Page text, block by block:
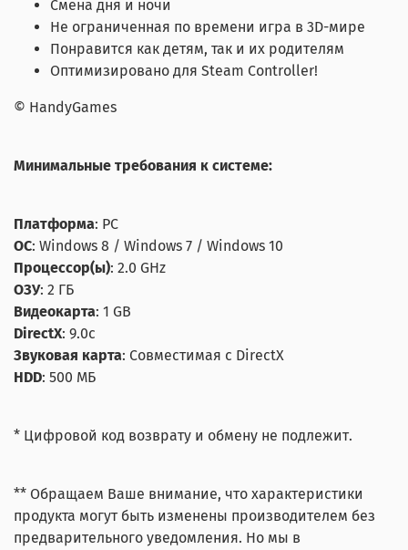
Смена дня и ночи
Не ограниченная по времени игра в 3D-мире
Понравится как детям, так и их родителям
Оптимизировано для Steam Controller!
© HandyGames
Минимальные требования к системе:
Платформа: PC
ОС: Windows 8 / Windows 7 / Windows 10
Процессор(ы): 2.0 GHz
ОЗУ: 2 ГБ
Видеокарта: 1 GB
DirectX: 9.0c
Звуковая карта: Совместимая с DirectX
HDD: 500 МБ
* Цифровой код возврату и обмену не подлежит.
** Обращаем Ваше внимание, что характеристики
продукта могут быть изменены производителем без
предварительного уведомления. Но мы в